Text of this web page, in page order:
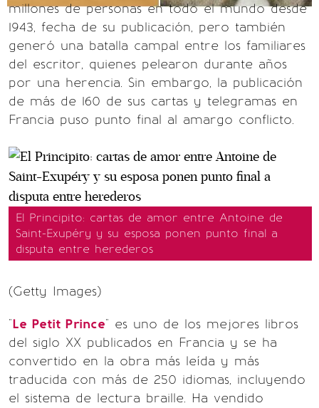
millones de personas en todo el mundo desde
1943, fecha de su publicación, pero también
generó una batalla campal entre los familiares
del escritor, quienes pelearon durante años
por una herencia. Sin embargo, la publicación
de más de 160 de sus cartas y telegramas en
Francia puso punto final al amargo conflicto.
El Principito: cartas de amor entre Antoine de
Saint-Exupéry y su esposa ponen punto final a
disputa entre herederos
(Getty Images)
"Le Petit Prince" es uno de los mejores libros
del siglo XX publicados en Francia y se ha
convertido en la obra más leída y más
traducida con más de 250 idiomas, incluyendo
el sistema de lectura braille. Ha vendido